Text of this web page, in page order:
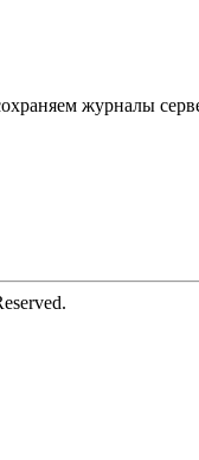
журналы